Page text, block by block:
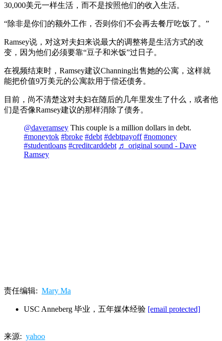
30,000美元一样生活，而不是按照他们的收入生活。
“除非是你们的额外工作，否则你们不会再去餐厅吃饭了。”
Ramsey说，对这对夫妇来说最大的调整将是生活方式的改
变，因为他们必须要靠“豆子和米饭”过日子。
在视频结束时，Ramsey建议Channing出售她的公寓，这样就
能把价值9万美元的公寓款用于偿还债务。
目前，尚不清楚这对夫妇在随后的几年里发生了什么，或者他
们是否像Ramsey建议的那样消除了债务。
@daveramsey This couple is a million dollars in debt.
#moneytok #broke #debt #debtpayoff #nomoney
#studentloans #creditcarddebt ♬ original sound - Dave
Ramsey
责任编辑: Mary Ma
USC Anneberg 毕业，五年媒体经验 [email protected]
来源: yahoo